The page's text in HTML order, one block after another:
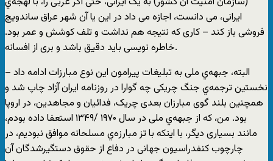
ایرانی، می دانست، اجازه می داد در این یا آن شهر عراق ساندویچ
فروشی باز کند – کاری که نتیجه هم نداشت و تلف کوشش و عمر بود.
خاطره نویسی باید دقیق باشد و بری از افسانه.
البته، جبهه‌ي ملی به تبلیغات پیرامون این نوع مبارزات ادامه داد –
نخستین ترجمه‌ي جنگ چریکی چه گوارا در روزنامه ایران آزاد چاپ شد و
همچنین بلند گوی مبارزان بعدی چریک، فدائیان و مجاهدین، در اروپا
بود. من، که از جبهه‌ي ملی در سال ۱۹۷۰ /۱۳۴۹ استعفا داده بودم،
مانند بسیاری دیگر، با اینکه با تز مبارزه‌ي مسلحانه موافق نبودیم، در
چارچوب کنفدراسیون جهانی در دفاع از حقوق دستگیرشدگان آن